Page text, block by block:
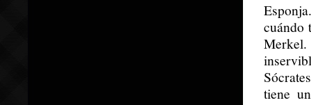
cuándo
tiene